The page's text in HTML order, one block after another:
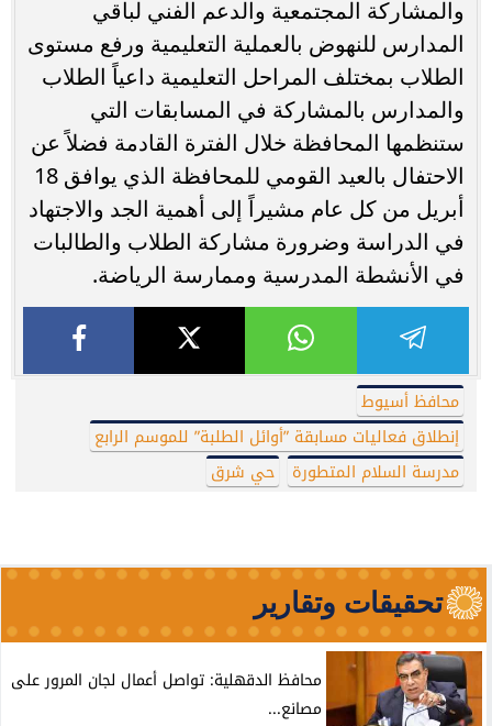
والمشاركة المجتمعية والدعم الفني لباقي
المدارس للنهوض بالعملية التعليمية ورفع مستوى
الطلاب بمختلف المراحل التعليمية داعياً الطلاب
والمدارس بالمشاركة في المسابقات التي
ستنظمها المحافظة خلال الفترة القادمة فضلاً عن
الاحتفال بالعيد القومي للمحافظة الذي يوافق 18
أبريل من كل عام مشيراً إلى أهمية الجد والاجتهاد
في الدراسة وضرورة مشاركة الطلاب والطالبات
في الأنشطة المدرسية وممارسة الرياضة.
محافظ أسيوط
إنطلاق فعاليات مسابقة ”أوائل الطلبة” للموسم الرابع
مدرسة السلام المتطورة
حي شرق
تحقيقات وتقارير
محافظ الدقهلية: تواصل أعمال لجان المرور على
مصانع...